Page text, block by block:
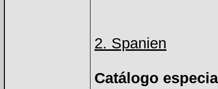
2. Spanien
Catálogo